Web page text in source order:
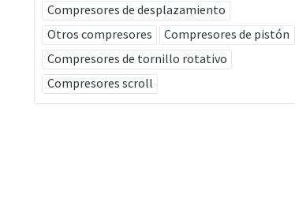
Compresores de desplazamiento
Otros compresores
Compresores de pistón
Compresores de tornillo rotativo
Compresores scroll